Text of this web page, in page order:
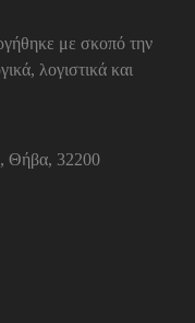
με σκοπό την
λογιστικά και
Θήβα, 32200